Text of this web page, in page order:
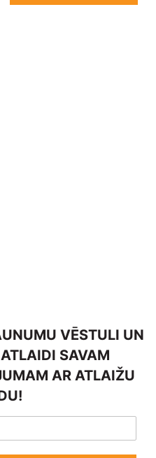
VĒSTULI UN
SAVAM
AR ATLAIŽU